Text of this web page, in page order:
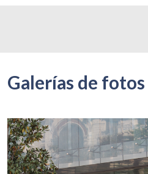
Galerías de fotos